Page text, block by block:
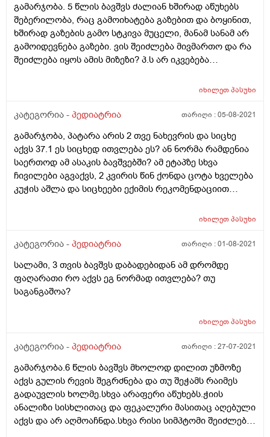
გამარჯობა. 5 წლის ბავშვს ძალიან ხშირად აწუხებს
შებერილობა, რაც გამოიხატება გაზებით და ბოყინით,
ხშირად გაზების გამო სტკივა მუცელი, მანამ სანამ არ
გამოიდევნება გაზები. ვის შეიძლება მივმართო და რა
შეიძლება იყოს ამის მიზეზი? პ.ს არ იკვებება
იხილეთპასუხი
კატეგორია - პედიატრია თარიღი :05-08-2021
გამარჯობა, პატარა არის 2 თვე ნახევრის და სიცხე
აქვს 37.1 ეს სიცხედ ითვლება ეს? ან ნორმა რამდენია
საერთოდ ამ ასაკის ბავშვებში? ამ ეტაპზე სხვა
ჩივილები აგვაქვს, 2 კვირის წინ ქონდა ცოტა ხველება
კუჭის აშლა და სიცხეები ექიმის რეკომენდაციით
ეხლა არაქვს მსგავსი ჩივები, გთხოვთ მიპასუხოთ
იხილეთპასუხი
კატეგორია - პედიატრია თარიღი :01-08-2021
სალამი, 3 თვის ბავშვს დაბადებიდან ამ დრომდე
ფაღარათი რო აქვს ეგ ნორმად ითვლება? თუ
საგანგაშოა?
იხილეთპასუხი
კატეგორია - პედიატრია თარიღი :27-07-2021
გამარჯობა.6 წლის ბავშვს მხოლოდ დილით უზმოზე
აქვს გულის რევის შეგრძნება და თუ შეჭამს რაიმეს
გადაუვლის ხოლმე.სხვა არაფერი აწუხებს.ჭიის
ანალიზი სისხლითაც და ფეკალური მასითაც აღებული
აქვს და არ აღმოაჩნდა.სხვა რისი სიმპტომი შეიძლება